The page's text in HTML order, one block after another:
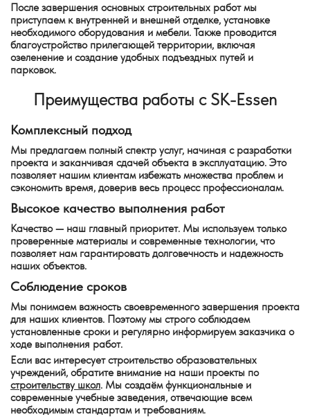
После завершения основных строительных работ мы
приступаем к внутренней и внешней отделке, установке
необходимого оборудования и мебели. Также проводится
благоустройство прилегающей территории, включая
озеленение и создание удобных подъездных путей и
парковок.
Преимущества работы с SK-Essen
Комплексный подход
Мы предлагаем полный спектр услуг, начиная с разработки
проекта и заканчивая сдачей объекта в эксплуатацию. Это
позволяет нашим клиентам избежать множества проблем и
сэкономить время, доверив весь процесс профессионалам.
Высокое качество выполнения работ
Качество — наш главный приоритет. Мы используем только
проверенные материалы и современные технологии, что
позволяет нам гарантировать долговечность и надежность
наших объектов.
Соблюдение сроков
Мы понимаем важность своевременного завершения проекта
для наших клиентов. Поэтому мы строго соблюдаем
установленные сроки и регулярно информируем заказчика о
ходе выполнения работ.
Если вас интересует строительство образовательных
учреждений, обратите внимание на наши проекты по
строительству школ. Мы создаём функциональные и
современные учебные заведения, отвечающие всем
необходимым стандартам и требованиям.